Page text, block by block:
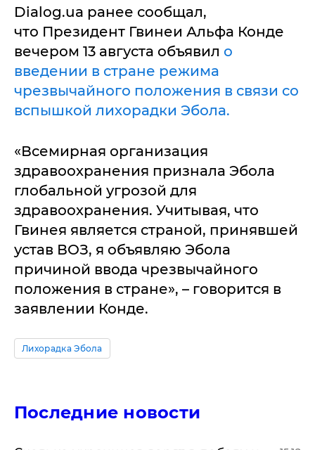
Dialog.ua ранее сообщал,
что Президент Гвинеи Альфа Конде
вечером 13 августа объявил о
введении в стране режима
чрезвычайного положения в связи со
вспышкой лихорадки Эбола.
«Всемирная организация
здравоохранения признала Эбола
глобальной угрозой для
здравоохранения. Учитывая, что
Гвинея является страной, принявшей
устав ВОЗ, я объявляю Эбола
причиной ввода чрезвычайного
положения в стране», – говорится в
заявлении Конде.
Лихорадка Эбола
Последние новости